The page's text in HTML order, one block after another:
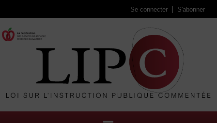
Se connecter S'abonner